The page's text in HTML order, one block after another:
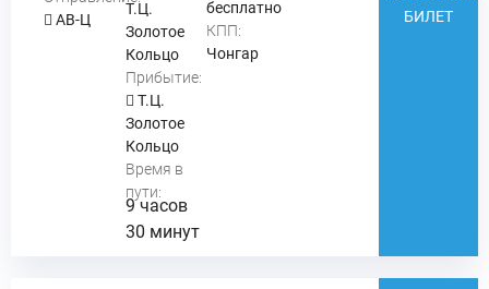
АВ-Ц
Т.Ц.
Золотое
Кольцо
Прибытие:
Т.Ц.
Золотое
Кольцо
Время в
пути:
9 часов
30 минут
бесплатно
КПП:
Чонгар
БИЛЕТ